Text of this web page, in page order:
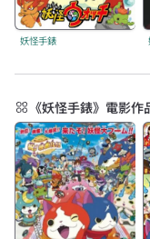
妖怪手錶
《妖怪手錶》電影作